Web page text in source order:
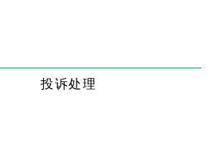
投诉处理